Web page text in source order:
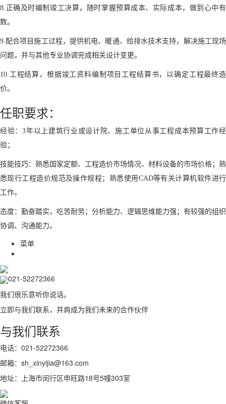
8.正确及时编制竣工决算，随时掌握预算成本、实际成本，做到心中有
数。
9.配合项目施工过程，提供机电、暖通、给排水技术支持，解决施工现场
问题，并与其他专业协调完成相关设计变更。
10.工程结算，根据竣工资料编制项目工程结算书，以确定工程最终造
价。
任职要求：
经验：3年以上建筑行业或设计院、施工单位从事工程成本预算工作经
验；
技能技巧：熟悉国家定额、工程造价市场情况、材料设备的市场价格；熟
悉现行工程造价规范及操作规程；熟悉使用CAD等有关计算机软件进行
工作。
态度：勤奋踏实，吃苦耐劳；分析能力、逻辑思维能力强；有较强的组织
协调、沟通能力。
菜单
021-52272366
我们很乐意听你说话。
立即与我们联系，并肩成为我们未来的合作伙伴
与我们联系
电话：021-52272366
邮箱：sh_xinyijia@163.com
地址：上海市闵行区申旺路18号5幢303室